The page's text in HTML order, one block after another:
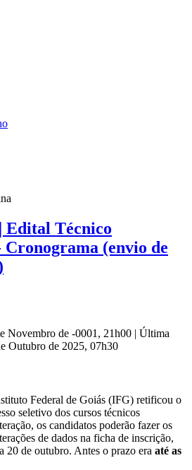
Edital Técnico
Cronograma (envio de
Novembro de -0001, 21h00 | Última
Outubro de 2025, 07h30
Federal de Goiás (IFG) retificou o
seletivo dos cursos técnicos
os candidatos poderão fazer os
de dados na ficha de inscrição,
20 de outubro. Antes o prazo era até as